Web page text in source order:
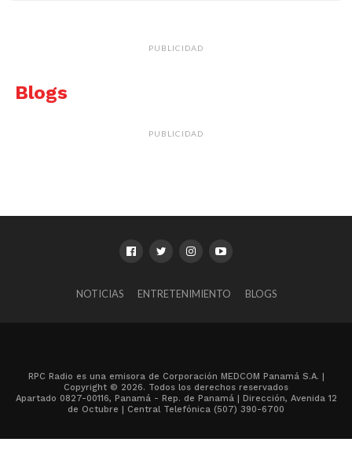
PUBLICIDAD
Blogs
PUBLICIDAD
NOTICIAS ENTRETENIMIENTO BLOGS
RPC Radio es una emisora de Corporación MEDCOM Panamá S.A. |
Copyright © 2026. Todos los derechos reservados
Apartado 0827-00116, Panamá - Rep. de Panamá | Dirección, Avenida 12
de Octubre | Central Telefónica (507) 390-6700